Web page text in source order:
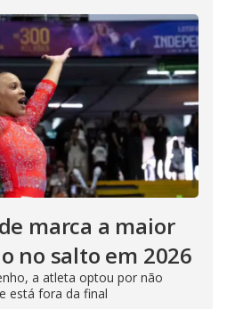
marca a maior
no salto em 2026
a atleta optou por não
está fora da final